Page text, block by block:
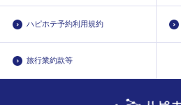
ハピホテ予約利用規約
旅行業約款等